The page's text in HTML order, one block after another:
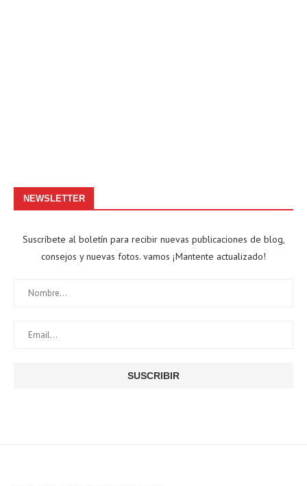
NEWSLETTER
Suscríbete al boletín para recibir nuevas publicaciones de blog,
consejos y nuevas fotos. vamos ¡Mantente actualizado!